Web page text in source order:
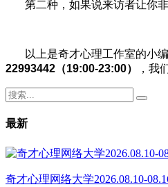
第二种，如果说来访者让你
以上是奇才心理工作室的小
22993442（19:00-23:00）
，我
最新
奇才心理网络大学2026.08.10-